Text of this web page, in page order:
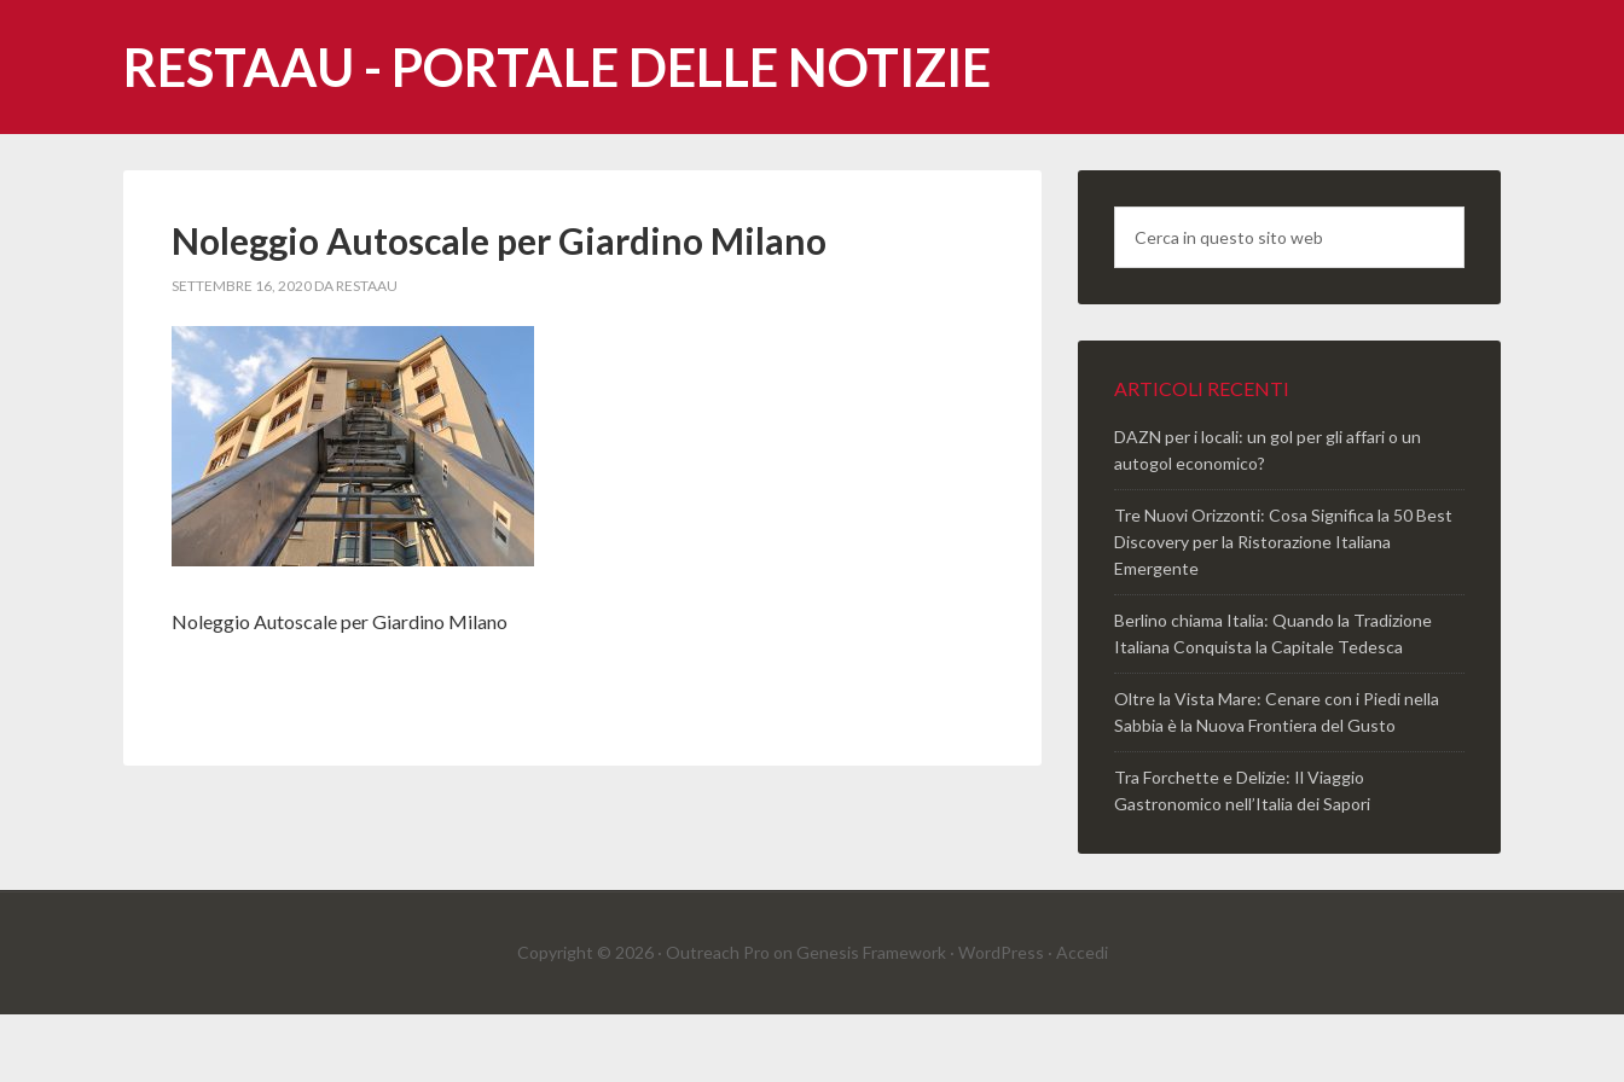
RESTAAU - PORTALE DELLE NOTIZIE
Noleggio Autoscale per Giardino Milano
SETTEMBRE 16, 2020 DA RESTAAU
Noleggio Autoscale per Giardino Milano
ARTICOLI RECENTI
DAZN per i locali: un gol per gli affari o un
autogol economico?
Tre Nuovi Orizzonti: Cosa Significa la 50 Best
Discovery per la Ristorazione Italiana
Emergente
Berlino chiama Italia: Quando la Tradizione
Italiana Conquista la Capitale Tedesca
Oltre la Vista Mare: Cenare con i Piedi nella
Sabbia è la Nuova Frontiera del Gusto
Tra Forchette e Delizie: Il Viaggio
Gastronomico nell’Italia dei Sapori
Copyright © 2026 · Outreach Pro on Genesis Framework · WordPress · Accedi